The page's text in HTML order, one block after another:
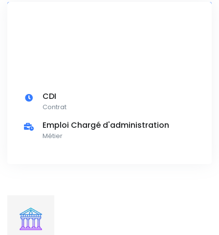
CDI
Contrat
Emploi Chargé d'administration
Métier